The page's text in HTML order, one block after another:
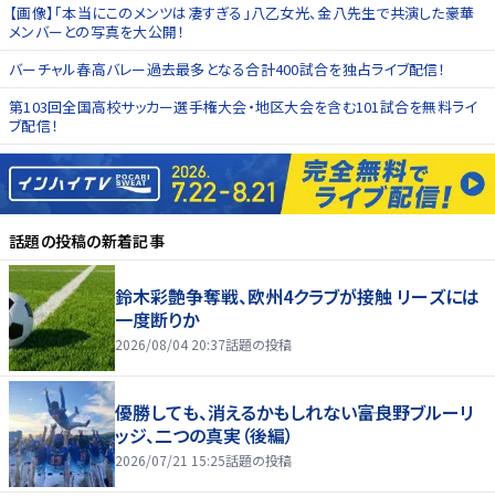
【画像】「本当にこのメンツは凄すぎる」八乙女光、金八先生で共演した豪華
メンバーとの写真を大公開！
バーチャル春高バレー過去最多となる合計400試合を独占ライブ配信！
第103回全国高校サッカー選手権大会・地区大会を含む101試合を無料ライ
ブ配信！
話題の投稿の新着記事
鈴木彩艶争奪戦、欧州4クラブが接触 リーズには
一度断りか
2026/08/04 20:37話題の投稿
優勝しても、消えるかもしれない――富良野ブルーリ
ッジ、二つの真実（後編）
2026/07/21 15:25話題の投稿